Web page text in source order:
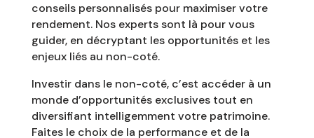
conseils personnalisés pour maximiser votre
rendement. Nos experts sont là pour vous
guider, en décryptant les opportunités et les
enjeux liés au non-coté.
Investir dans le non-coté, c’est accéder à un
monde d’opportunités exclusives tout en
diversifiant intelligemment votre patrimoine.
Faites le choix de la performance et de la